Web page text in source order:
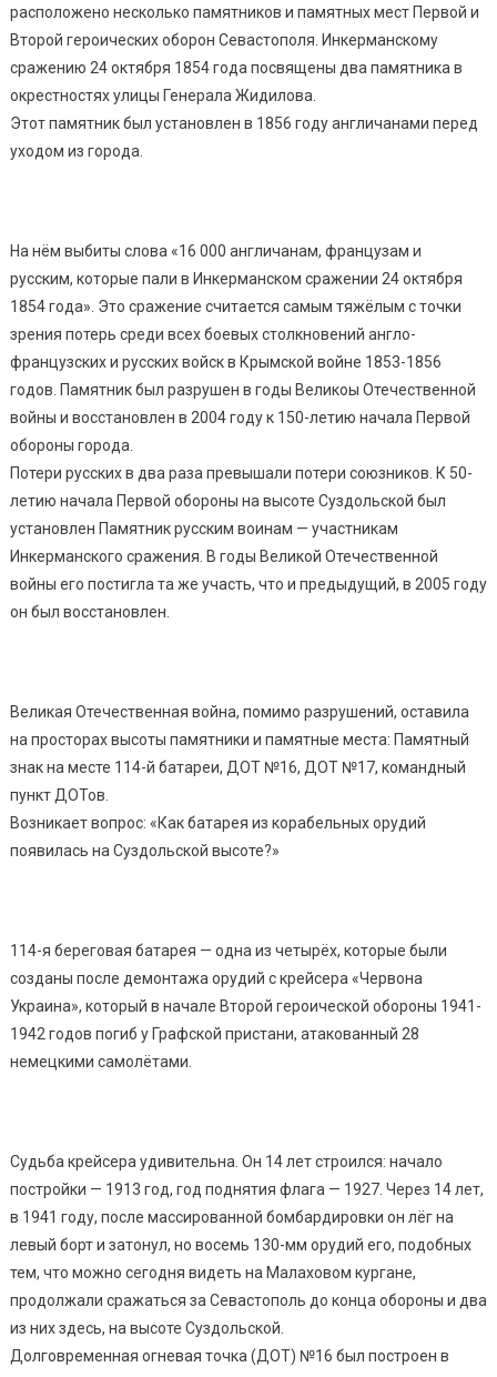
расположено несколько памятников и памятных мест Первой и
Второй героических оборон Севастополя. Инкерманскому
сражению 24 октября 1854 года посвящены два памятника в
окрестностях улицы Генерала Жидилова.
Этот памятник был установлен в 1856 году англичанами перед
уходом из города.
На нём выбиты слова «16 000 англичанам, французам и
русским, которые пали в Инкерманском сражении 24 октября
1854 года». Это сражение считается самым тяжёлым с точки
зрения потерь среди всех боевых столкновений англо-
французских и русских войск в Крымской войне 1853-1856
годов. Памятник был разрушен в годы Великоы Отечественной
войны и восстановлен в 2004 году к 150-летию начала Первой
обороны города.
Потери русских в два раза превышали потери союзников. К 50-
летию начала Первой обороны на высоте Суздольской был
установлен Памятник русским воинам — участникам
Инкерманского сражения. В годы Великой Отечественной
войны его постигла та же участь, что и предыдущий, в 2005 году
он был восстановлен.
Великая Отечественная война, помимо разрушений, оставила
на просторах высоты памятники и памятные места: Памятный
знак на месте 114-й батареи, ДОТ №16, ДОТ №17, командный
пункт ДОТов.
Возникает вопрос: «Как батарея из корабельных орудий
появилась на Суздольской высоте?»
114-я береговая батарея — одна из четырёх, которые были
созданы после демонтажа орудий с крейсера «Червона
Украина», который в начале Второй героической обороны 1941-
1942 годов погиб у Графской пристани, атакованный 28
немецкими самолётами.
Судьба крейсера удивительна. Он 14 лет строился: начало
постройки — 1913 год, год поднятия флага — 1927. Через 14 лет,
в 1941 году, после массированной бомбардировки он лёг на
левый борт и затонул, но восемь 130-мм орудий его, подобных
тем, что можно сегодня видеть на Малаховом кургане,
продолжали сражаться за Севастополь до конца обороны и два
из них здесь, на высоте Суздольской.
Долговременная огневая точка (ДОТ) №16 был построен в